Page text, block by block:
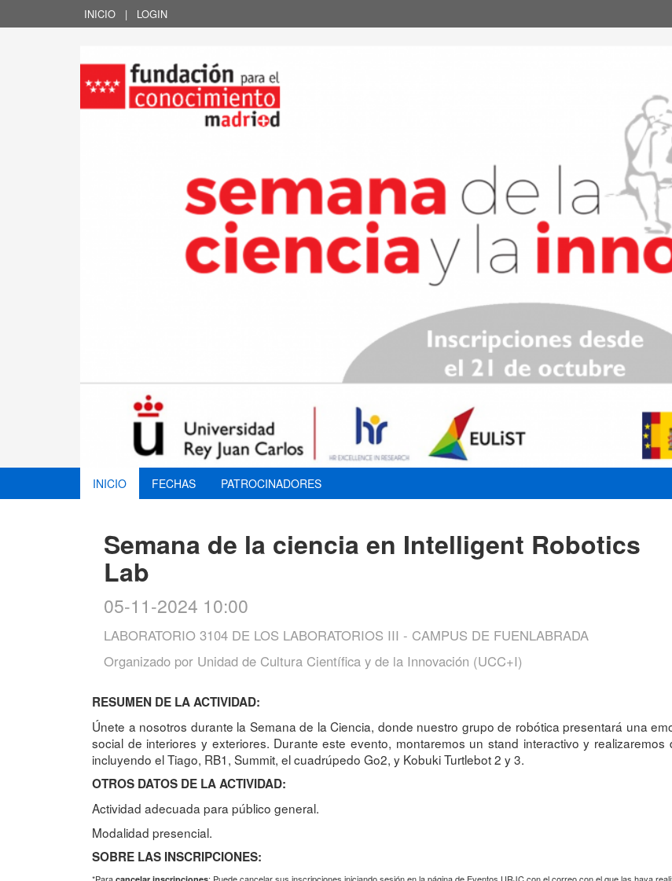
INICIO | LOGIN
INICIO FECHAS PATROCINADORES
Semana de la ciencia en Intelligent Robotics
Lab
05-11-2024 10:00
LABORATORIO 3104 DE LOS LABORATORIOS III - CAMPUS DE FUENLABRADA
Organizado por Unidad de Cultura Científica y de la Innovación (UCC+I)
RESUMEN DE LA ACTIVIDAD:
Únete a nosotros durante la Semana de la Ciencia, donde nuestro grupo de robótica presentará una
social de interiores y exteriores. Durante este evento, montaremos un stand interactivo y
incluyendo el Tiago, RB1, Summit, el cuadrúpedo Go2, y Kobuki Turtlebot 2 y 3.
OTROS DATOS DE LA ACTIVIDAD:
Actividad adecuada para público general.
Modalidad presencial.
SOBRE LAS INSCRIPCIONES: